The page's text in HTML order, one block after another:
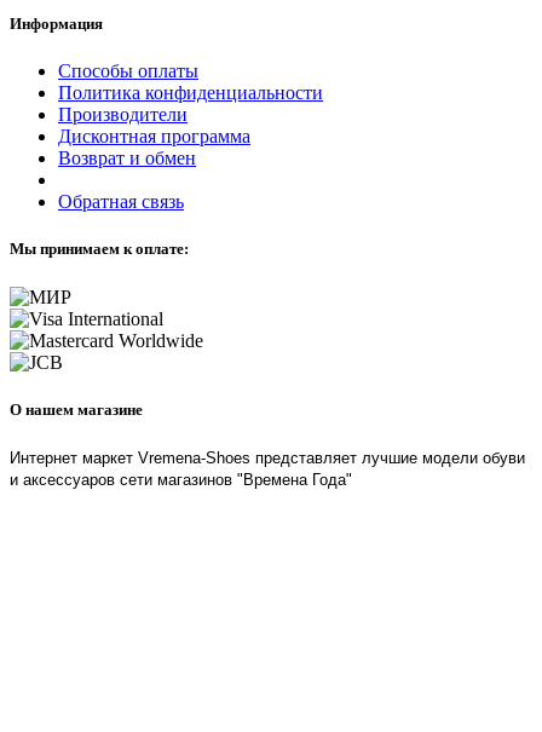
Информация
Способы оплаты
Политика конфиденциальности
Производители
Дисконтная программа
Возврат и обмен
Обратная связь
Мы принимаем к оплате:
О нашем магазине
Интернет маркет Vremena-Shoes представляет лучшие модели обуви
и аксессуаров сети магазинов "Времена Года"